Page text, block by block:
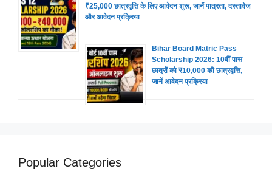
₹25,000 छात्रवृत्ति के लिए आवेदन शुरू, जानें पात्रता, दस्तावेज
और आवेदन प्रक्रिया
Bihar Board Matric Pass
Scholarship 2026: 10वीं पास
छात्रों को ₹10,000 की छात्रवृत्ति,
जानें आवेदन प्रक्रिया
Popular Categories